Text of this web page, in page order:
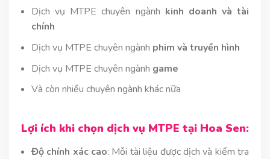
Dịch vụ MTPE chuyên ngành kinh doanh và tài
chính
Dịch vụ MTPE chuyên ngành phim và truyền hình
Dịch vụ MTPE chuyên ngành game
Và còn nhiều chuyên ngành khác nữa
Lợi ích khi chọn dịch vụ MTPE tại Hoa Sen:
Độ chính xác cao: Mỗi tài liệu được dịch và kiểm tra